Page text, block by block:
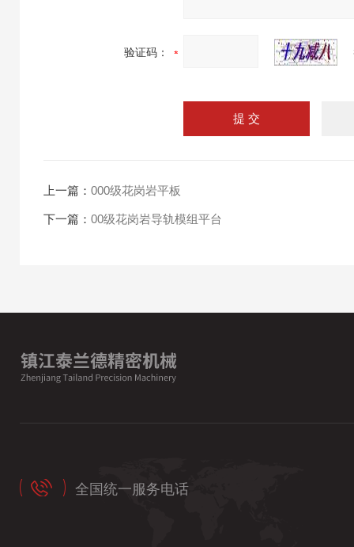
验证码：
上一篇： 000级花岗岩平板
下一篇： 00级花岗岩导轨模组平台
全国统一服务电话